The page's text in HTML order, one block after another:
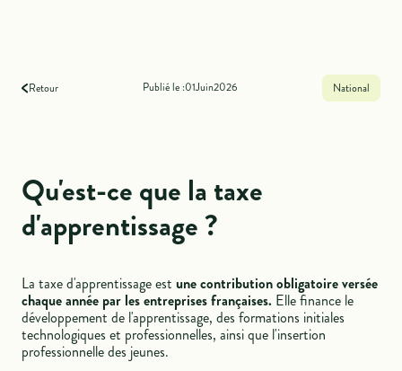
Retour Publié le :01Juin2026 National
Qu'est-ce que la taxe
d'apprentissage ?
La taxe d'apprentissage est une contribution obligatoire versée
chaque année par les entreprises françaises. Elle finance le
développement de l'apprentissage, des formations initiales
technologiques et professionnelles, ainsi que l'insertion
professionnelle des jeunes.